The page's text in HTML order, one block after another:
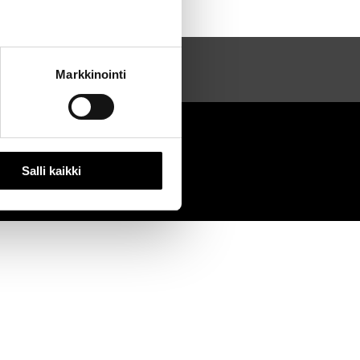
Markkinointi
Salli kaikki